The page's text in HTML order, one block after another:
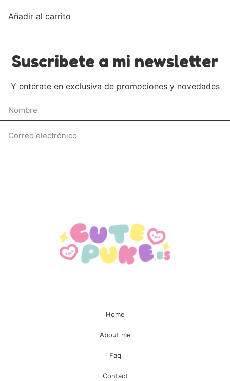
Añadir al carrito
Suscribete a mi newsletter
Y entérate en exclusiva de promociones y novedades
Home
About me
Faq
Contact